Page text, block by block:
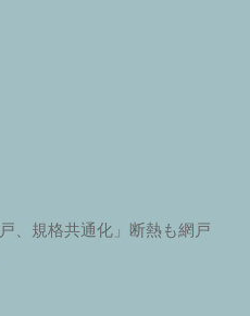
、規格共通化」断熱も網戸